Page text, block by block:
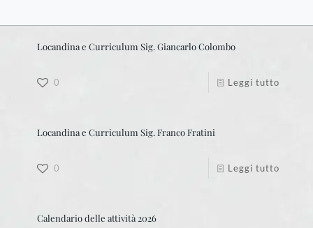
Locandina e Curriculum Sig. Giancarlo Colombo
0 Leggi tutto
Locandina e Curriculum Sig. Franco Fratini
0 Leggi tutto
Calendario delle attività 2026